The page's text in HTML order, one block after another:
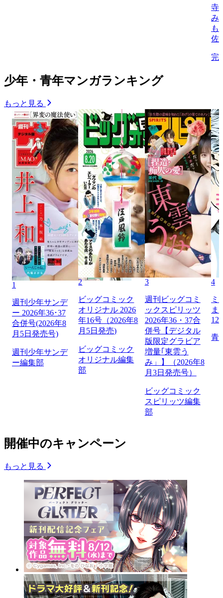
寺
み
も
佐
完
少年・青年マンガランキング
もっと見る
1
週刊少年サンデ
ー 2026年36･37
合併号(2026年8
月5日発売号)
週刊少年サンデ
ー編集部
2
ビッグコミック
オリジナル 2026
年16号（2026年8
月5日発売)
ビッグコミック
オリジナル編集
部
3
週刊ビッグコミ
ックスピリッツ
2026年36・37合
併号【デジタル
版限定グラビア
増量｢東雲う
み」】（2026年8
月3日発売号）
ビッグコミック
スピリッツ編集
部
4
ミ
ま
129
青
開催中のキャンペーン
もっと見る